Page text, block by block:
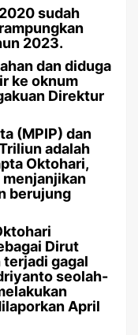
sudah
2023.
dan diduga
ke oknum
Direktur
(MPIP) dan
adalah
Oktohari,
menjanjikan
berujung
Dirut
gagal
seolah-
April